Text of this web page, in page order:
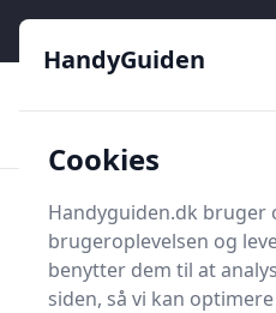
Søg nu
Søg nu
HandyGuiden
Cookies
Handyguiden.dk
brugeroplevelsen og
benytter dem til at
siden, så vi kan